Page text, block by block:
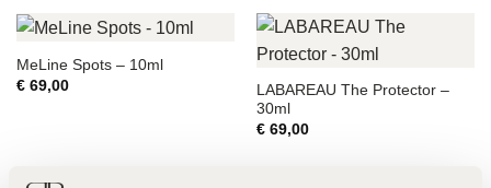
MeLine Spots – 10ml
€69,00
LABAREAU The Protector –
30ml
€69,00